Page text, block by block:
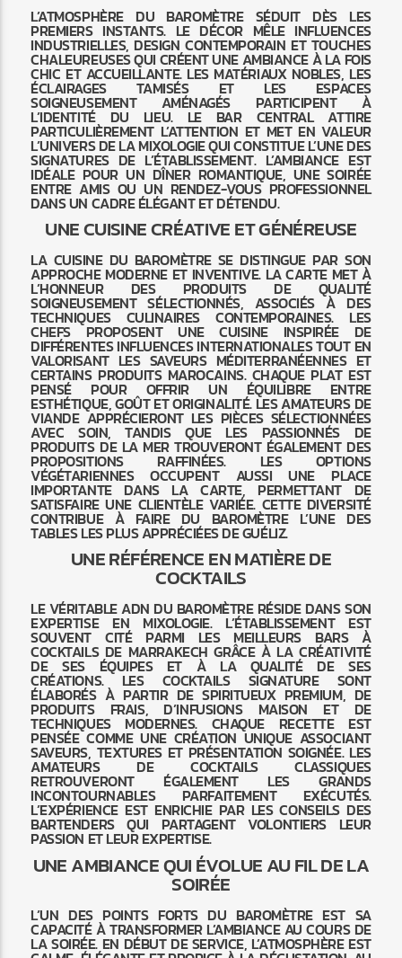
L’ATMOSPHÈRE DU BAROMÈTRE SÉDUIT DÈS LES
PREMIERS INSTANTS. LE DÉCOR MÊLE INFLUENCES
INDUSTRIELLES, DESIGN CONTEMPORAIN ET TOUCHES
CHALEUREUSES QUI CRÉENT UNE AMBIANCE À LA FOIS
CHIC ET ACCUEILLANTE. LES MATÉRIAUX NOBLES, LES
ÉCLAIRAGES TAMISÉS ET LES ESPACES
SOIGNEUSEMENT AMÉNAGÉS PARTICIPENT À
L’IDENTITÉ DU LIEU. LE BAR CENTRAL ATTIRE
PARTICULIÈREMENT L’ATTENTION ET MET EN VALEUR
L’UNIVERS DE LA MIXOLOGIE QUI CONSTITUE L’UNE DES
SIGNATURES DE L’ÉTABLISSEMENT. L’AMBIANCE EST
IDÉALE POUR UN DÎNER ROMANTIQUE, UNE SOIRÉE
ENTRE AMIS OU UN RENDEZ-VOUS PROFESSIONNEL
DANS UN CADRE ÉLÉGANT ET DÉTENDU.
UNE CUISINE CRÉATIVE ET GÉNÉREUSE
LA CUISINE DU BAROMÈTRE SE DISTINGUE PAR SON
APPROCHE MODERNE ET INVENTIVE. LA CARTE MET À
L’HONNEUR DES PRODUITS DE QUALITÉ
SOIGNEUSEMENT SÉLECTIONNÉS, ASSOCIÉS À DES
TECHNIQUES CULINAIRES CONTEMPORAINES. LES
CHEFS PROPOSENT UNE CUISINE INSPIRÉE DE
DIFFÉRENTES INFLUENCES INTERNATIONALES TOUT EN
VALORISANT LES SAVEURS MÉDITERRANÉENNES ET
CERTAINS PRODUITS MAROCAINS. CHAQUE PLAT EST
PENSÉ POUR OFFRIR UN ÉQUILIBRE ENTRE
ESTHÉTIQUE, GOÛT ET ORIGINALITÉ. LES AMATEURS DE
VIANDE APPRÉCIERONT LES PIÈCES SÉLECTIONNÉES
AVEC SOIN, TANDIS QUE LES PASSIONNÉS DE
PRODUITS DE LA MER TROUVERONT ÉGALEMENT DES
PROPOSITIONS RAFFINÉES. LES OPTIONS
VÉGÉTARIENNES OCCUPENT AUSSI UNE PLACE
IMPORTANTE DANS LA CARTE, PERMETTANT DE
SATISFAIRE UNE CLIENTÈLE VARIÉE. CETTE DIVERSITÉ
CONTRIBUE À FAIRE DU BAROMÈTRE L’UNE DES
TABLES LES PLUS APPRÉCIÉES DE GUÉLIZ.
UNE RÉFÉRENCE EN MATIÈRE DE
COCKTAILS
LE VÉRITABLE ADN DU BAROMÈTRE RÉSIDE DANS SON
EXPERTISE EN MIXOLOGIE. L’ÉTABLISSEMENT EST
SOUVENT CITÉ PARMI LES MEILLEURS BARS À
COCKTAILS DE MARRAKECH GRÂCE À LA CRÉATIVITÉ
DE SES ÉQUIPES ET À LA QUALITÉ DE SES
CRÉATIONS. LES COCKTAILS SIGNATURE SONT
ÉLABORÉS À PARTIR DE SPIRITUEUX PREMIUM, DE
PRODUITS FRAIS, D’INFUSIONS MAISON ET DE
TECHNIQUES MODERNES. CHAQUE RECETTE EST
PENSÉE COMME UNE CRÉATION UNIQUE ASSOCIANT
SAVEURS, TEXTURES ET PRÉSENTATION SOIGNÉE. LES
AMATEURS DE COCKTAILS CLASSIQUES
RETROUVERONT ÉGALEMENT LES GRANDS
INCONTOURNABLES PARFAITEMENT EXÉCUTÉS.
L’EXPÉRIENCE EST ENRICHIE PAR LES CONSEILS DES
BARTENDERS QUI PARTAGENT VOLONTIERS LEUR
PASSION ET LEUR EXPERTISE.
UNE AMBIANCE QUI ÉVOLUE AU FIL DE LA
SOIRÉE
L’UN DES POINTS FORTS DU BAROMÈTRE EST SA
CAPACITÉ À TRANSFORMER L’AMBIANCE AU COURS DE
LA SOIRÉE. EN DÉBUT DE SERVICE, L’ATMOSPHÈRE EST